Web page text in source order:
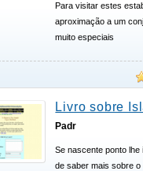
Para visitar estes
aproximação a um
muito especiais
Livro sobre
Padr
Se nascente ponto
de saber mais sobre o